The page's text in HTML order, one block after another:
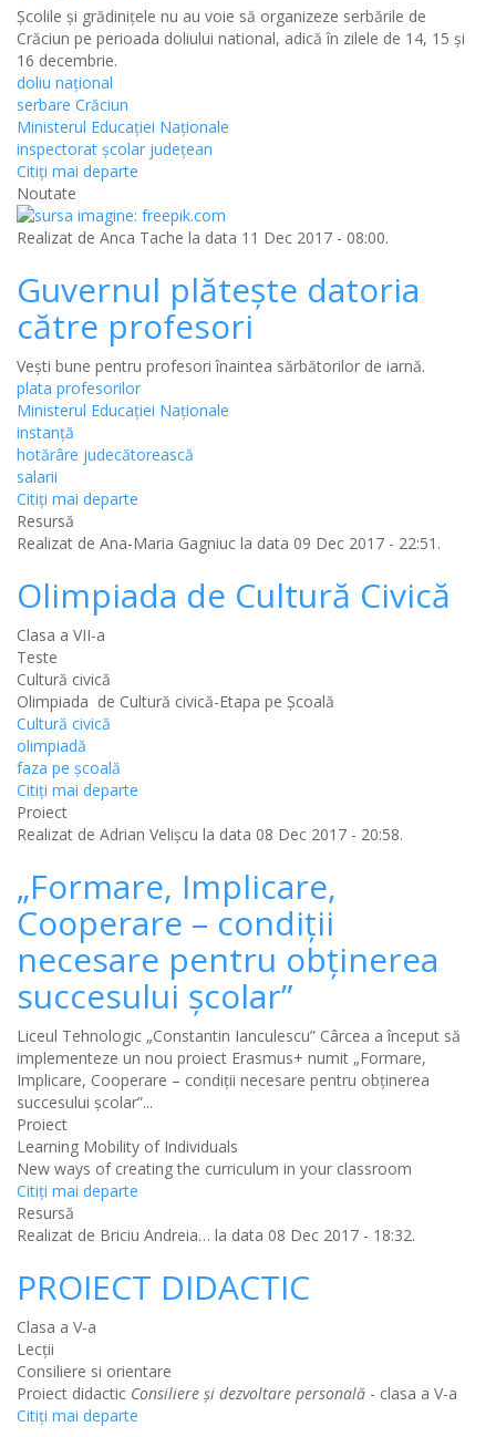
Școlile și grădinițele nu au voie să organizeze serbările de
Crăciun pe perioada doliului national, adică în zilele de 14, 15 și
16 decembrie.
doliu național
serbare Crăciun
Ministerul Educației Naționale
inspectorat școlar județean
Citiţi mai departe
Noutate
Realizat de Anca Tache la data 11 Dec 2017 - 08:00.
Guvernul plătește datoria
către profesori
Vești bune pentru profesori înaintea sărbătorilor de iarnă.
plata profesorilor
Ministerul Educației Naționale
instanță
hotărâre judecătorească
salarii
Citiţi mai departe
Resursă
Realizat de Ana-Maria Gagniuc la data 09 Dec 2017 - 22:51.
Olimpiada de Cultură Civică
Clasa a VII-a
Teste
Cultură civică
Olimpiada de Cultură civică-Etapa pe Școală
Cultură civică
olimpiadă
faza pe școală
Citiţi mai departe
Proiect
Realizat de Adrian Velișcu la data 08 Dec 2017 - 20:58.
„Formare, Implicare,
Cooperare – condiţii
necesare pentru obţinerea
succesului şcolar”
Liceul Tehnologic „Constantin Ianculescu” Cârcea a început să
implementeze un nou proiect Erasmus+ numit „Formare,
Implicare, Cooperare – condiţii necesare pentru obţinerea
succesului şcolar”...
Proiect
Learning Mobility of Individuals
New ways of creating the curriculum in your classroom
Citiţi mai departe
Resursă
Realizat de Briciu Andreia… la data 08 Dec 2017 - 18:32.
PROIECT DIDACTIC
Clasa a V-a
Lecții
Consiliere si orientare
Proiect didactic Consiliere şi dezvoltare personală - clasa a V-a
Citiţi mai departe